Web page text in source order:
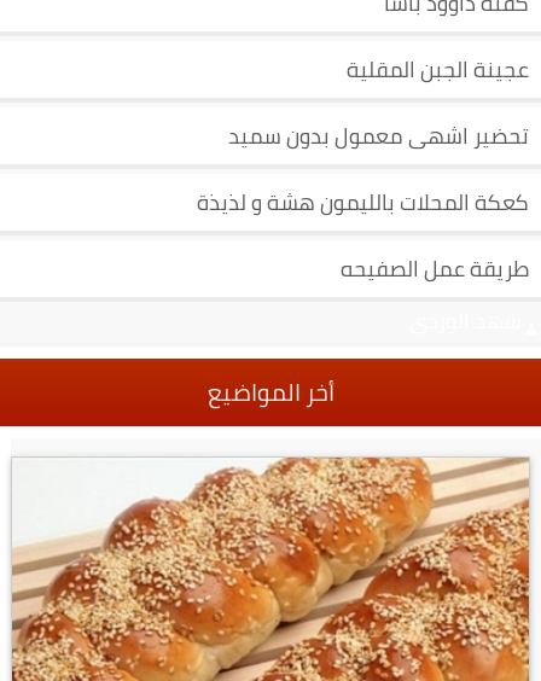
عجينة الجبن المقلية
تحضير اشهى معمول بدون سميد
كعكة المحلات بالليمون هشة و لذيذة
طريقة عمل الصفيحه
أخر المواضيع